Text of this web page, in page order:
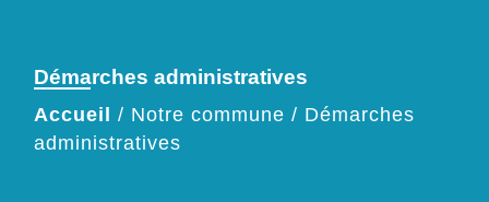
Démarches administratives
Accueil / Notre commune / Démarches
administratives